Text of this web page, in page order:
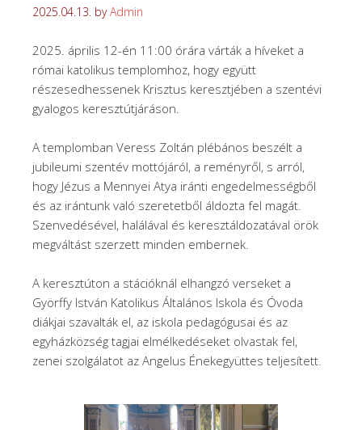
2025.04.13. byAdmin
2025. április 12-én 11:00 órára várták a híveket a
római katolikus templomhoz, hogy együtt
részesedhessenek Krisztus keresztjében a szentévi
gyalogos keresztútjáráson.
A templomban Veress Zoltán plébános beszélt a
jubileumi szentév mottójáról, a reményről, s arról,
hogy Jézus a Mennyei Atya iránti engedelmességből
és az irántunk való szeretetből áldozta fel magát.
Szenvedésével, halálával és keresztáldozatával örök
megváltást szerzett minden embernek.
A keresztúton a stációknál elhangzó verseket a
Györffy István Katolikus Általános Iskola és Óvoda
diákjai szavalták el, az iskola pedagógusai és az
egyházközség tagjai elmélkedéseket olvastak fel,
zenei szolgálatot az Angelus Énekegyüttes teljesített.